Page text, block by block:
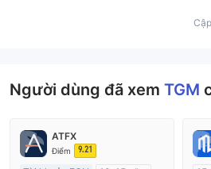
Người dùng đã xem TGM
ATFX
Điểm 9.21